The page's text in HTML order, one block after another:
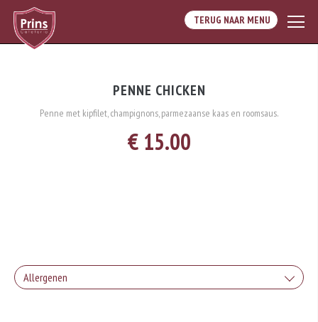
TERUG NAAR MENU
PENNE CHICKEN
Penne met kipfilet, champignons, parmezaanse kaas en roomsaus.
€ 15.00
Allergenen